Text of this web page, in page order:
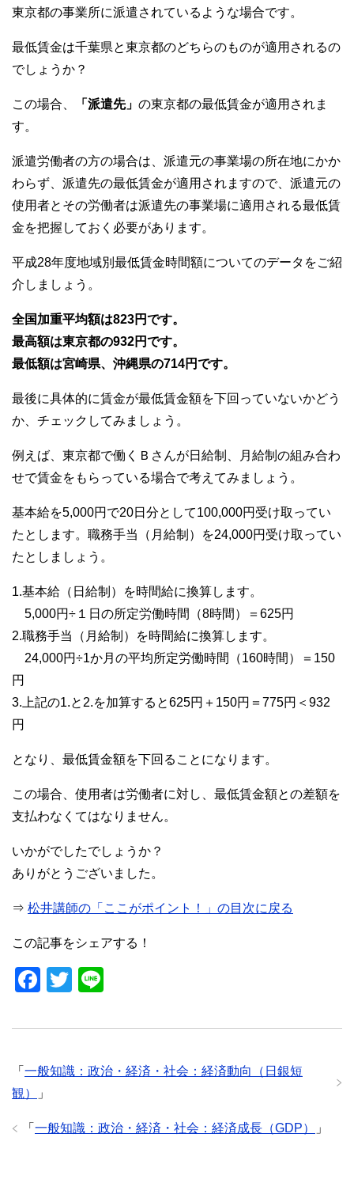
東京都の事業所に派遣されているような場合です。
最低賃金は千葉県と東京都のどちらのものが適用されるの
でしょうか？
この場合、 「派遣先」 の東京都の最低賃金が適用されま
す。
派遣労働者の方の場合は、派遣元の事業場の所在地にかか
わらず、派遣先の最低賃金が適用されますので、派遣元の
使用者とその労働者は派遣先の事業場に適用される最低賃
金を把握しておく必要があります。
平成28年度地域別最低賃金時間額についてのデータをご紹
介しましょう。
全国加重平均額は823円です。
最高額は東京都の932円です。
最低額は宮崎県、沖縄県の714円です。
最後に具体的に賃金が最低賃金額を下回っていないかどう
か、チェックしてみましょう。
例えば、東京都で働くＢさんが日給制、月給制の組み合わ
せで賃金をもらっている場合で考えてみましょう。
基本給を5,000円で20日分として100,000円受け取ってい
たとします。職務手当（月給制）を24,000円受け取ってい
たとしましょう。
1.基本給（日給制）を時間給に換算します。
5,000円÷１日の所定労働時間（8時間）＝625円
2.職務手当（月給制）を時間給に換算します。
24,000円÷1か月の平均所定労働時間（160時間）＝150
円
3.上記の1.と2.を加算すると625円＋150円＝775円＜932
円
となり、最低賃金額を下回ることになります。
この場合、使用者は労働者に対し、最低賃金額との差額を
支払わなくてはなりません。
いかがでしたでしょうか？
ありがとうございました。
⇒ 松井講師の「ここがポイント！」の目次に戻る
この記事をシェアする！
F
c
b
o
o
T
tt
e
「 一般知識：政治・経済・社会：経済動向（日銀短
観）
」
「 一般知識：政治・経済・社会：経済成長（GDP） 」